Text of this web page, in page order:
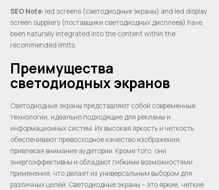
SEO Note: led screens (светодиодные экраны) and led display
screen suppliers (поставщики светодиодных дисплеев) have
been naturally integrated into the content within the
recommended limits.
Преимущества
светодиодных экранов
Светодиодные экраны представляют собой современные
технологии, идеально подходящие для рекламы и
информационных систем. Их высокая яркость и четкость
обеспечивают превосходное качество изображения,
привлекая внимание аудитории. Кроме того, они
энергоэффективны и обладают гибкими возможностями
применения, что делает их универсальным выбором для
различных целей. Светодиодные экраны – это яркие, четкие